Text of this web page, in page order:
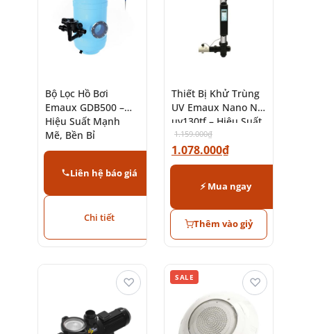
Bộ Lọc Hồ Bơi
Emaux GDB500 –
Hiệu Suất Mạnh
Mẽ, Bền Bỉ
Liên hệ báo giá
Chi tiết
Thiết Bị Khử Trùng
UV Emaux Nano Nt
uv130tf – Hiệu Suất
Cao
1.159.000₫
1.078.000₫
⚡ Mua ngay
Thêm vào giỷ
♡ SALE ♡